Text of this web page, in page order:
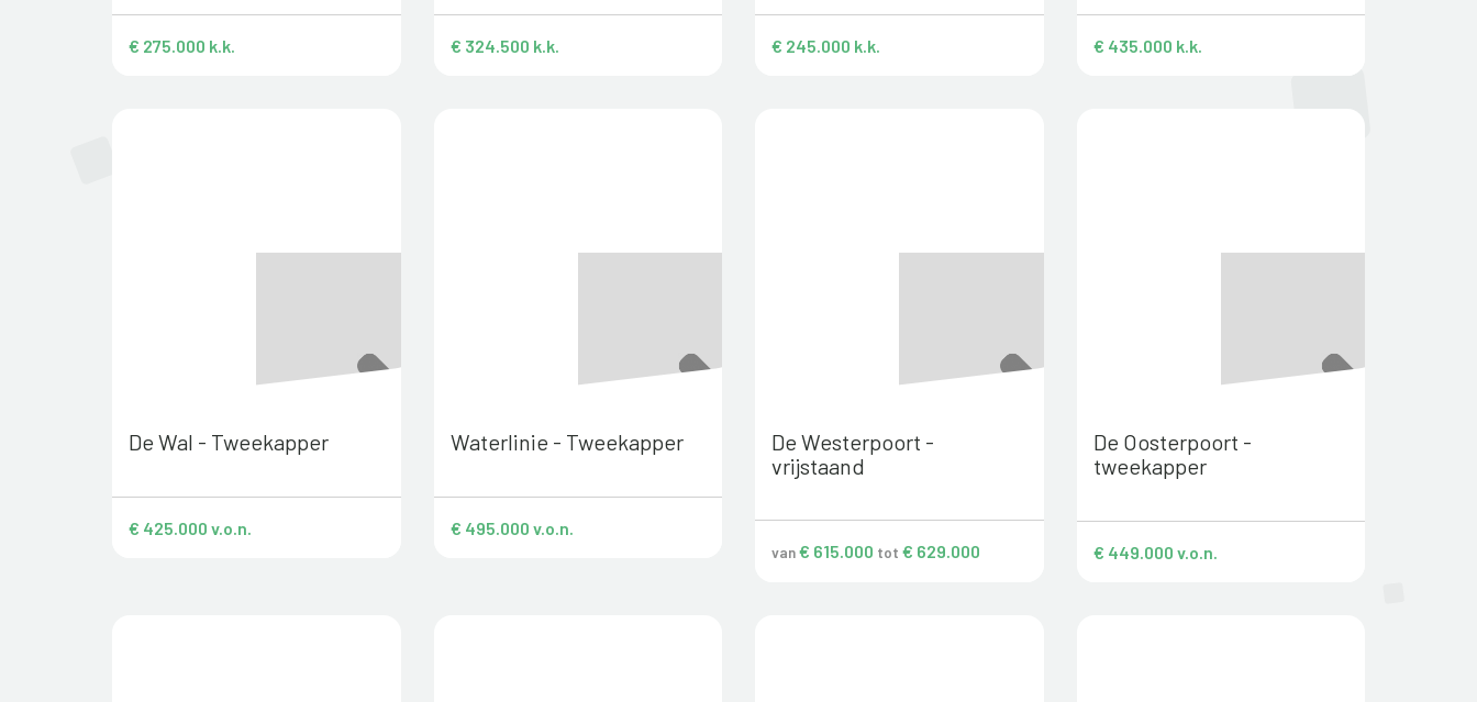
€ 275.000 k.k. € 324.500 k.k. € 245.000 k.k. € 435.000 k.k.
De Wal - Tweekapper
€ 425.000 v.o.n.
Waterlinie - Tweekapper
€ 495.000 v.o.n.
De Westerpoort -
vrijstaand
van€ 615.000 tot € 629.000
De Oosterpoort -
tweekapper
€ 449.000 v.o.n.